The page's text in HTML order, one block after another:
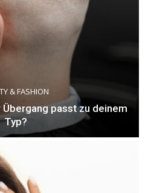
& FASHION
Übergang passt zu deinem
Typ?